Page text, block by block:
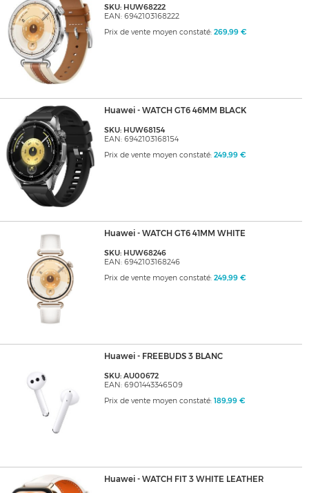
SKU: HUW68222
EAN: 6942103168222
Prix de vente moyen constaté: 269,99 €
Huawei - WATCH GT6 46MM BLACK
SKU: HUW68154
EAN: 6942103168154
Prix de vente moyen constaté: 249,99 €
Huawei - WATCH GT6 41MM WHITE
SKU: HUW68246
EAN: 6942103168246
Prix de vente moyen constaté: 249,99 €
Huawei - FREEBUDS 3 BLANC
SKU: AU00672
EAN: 6901443346509
Prix de vente moyen constaté: 189,99 €
Huawei - WATCH FIT 3 WHITE LEATHER